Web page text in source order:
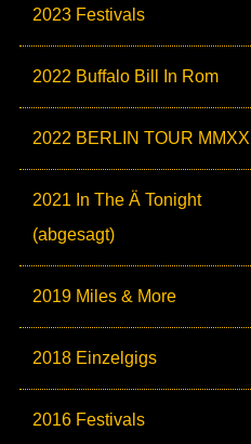
2023 Festivals
2022 Buffalo Bill In Rom
2022 BERLIN TOUR MMXXII
2021 In The Ä Tonight
(abgesagt)
2019 Miles & More
2018 Einzelgigs
2016 Festivals